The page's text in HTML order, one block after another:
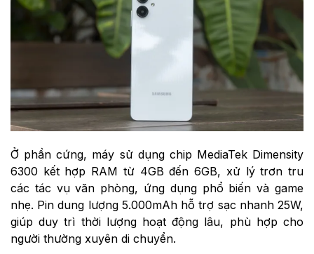
Ở phần cứng, máy sử dụng chip MediaTek Dimensity
6300 kết hợp RAM từ 4GB đến 6GB, xử lý trơn tru
các tác vụ văn phòng, ứng dụng phổ biến và game
nhẹ. Pin dung lượng 5.000mAh hỗ trợ sạc nhanh 25W,
giúp duy trì thời lượng hoạt động lâu, phù hợp cho
người thường xuyên di chuyển.